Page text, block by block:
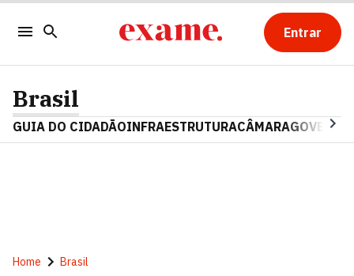
Entrar
Brasil
GUIA DO CIDADÃOINFRAESTRUTURACÂMARAGOVERNO
Home Brasil